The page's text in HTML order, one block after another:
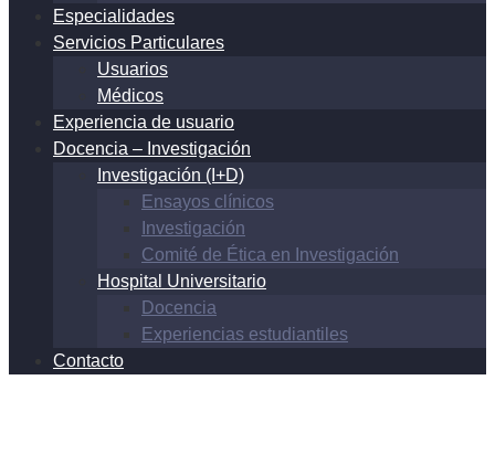
Especialidades
Servicios Particulares
Usuarios
Médicos
Experiencia de usuario
Docencia – Investigación
Investigación (I+D)
Ensayos clínicos
Investigación
Comité de Ética en Investigación
Hospital Universitario
Docencia
Experiencias estudiantiles
Contacto